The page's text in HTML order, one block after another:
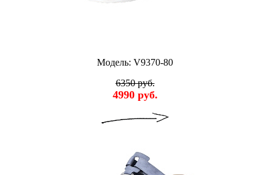
Модель: V9370-80
6350 руб.
4990 руб.